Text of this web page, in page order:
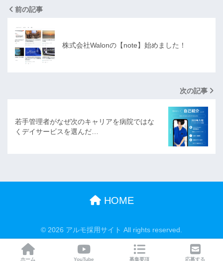
前の記事
株式会社Walonの【note】始めました！
次の記事
若手管理者がなぜ次のキャリアを病院ではな
くデイサービスを選んだ…
HOME
© 2026 アルモ採用サイト All rights reserved.
ホーム YouTube 募集要項 応募する